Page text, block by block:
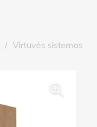
/ Virtuvės sistemos